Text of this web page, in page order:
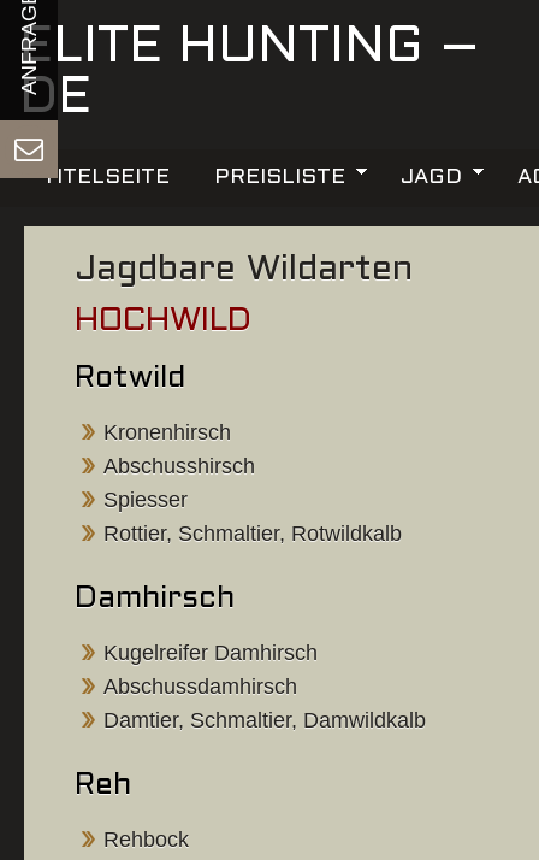
ELITE HUNTING –
DE
TITELSEITE PREISLISTE JAGD
Jagdbare Wildarten
HOCHWILD
Rotwild
Kronenhirsch
Abschusshirsch
Spiesser
Rottier, Schmaltier, Rotwildkalb
Damhirsch
Kugelreifer Damhirsch
Abschussdamhirsch
Damtier, Schmaltier, Damwildkalb
Reh
Rehbock